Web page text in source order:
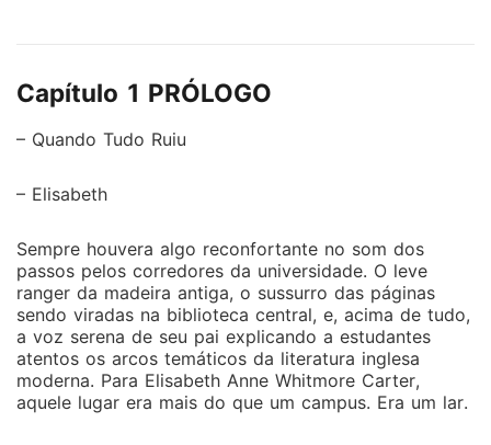
que seu destino a leva à Fazenda Langford, uma das
da própria avó, Liz vai trabalhar como ajudante da
homem coberto de graxa, vestido com um macacão
educado e simpático. Liz não imagina que acaba de
conhecer Eric Langford III - o herdeiro bilionário do
império automotivo Langford Motors, CEO de uma
das maiores empresas de veículos elétricos dos EUA.
Eric está de volta à fazenda para fugir do estresse
da cidade e do desgaste com sua namorada fútil e
interesseira. Mas quando conhece Liz, seus dias
Capítulo 1 PRÓLOGO
– Quando Tudo Ruiu
– Elisabeth
Sempre houvera algo reconfortante no som dos
passos pelos corredores da universidade. O leve
ranger da madeira antiga, o sussurro das páginas
sendo viradas na biblioteca central, e, acima de tudo,
a voz serena de seu pai explicando a estudantes
atentos os arcos temáticos da literatura inglesa
moderna. Para Elisabeth Anne Whitmore Carter,
aquele lugar era mais do que um campus. Era um lar.